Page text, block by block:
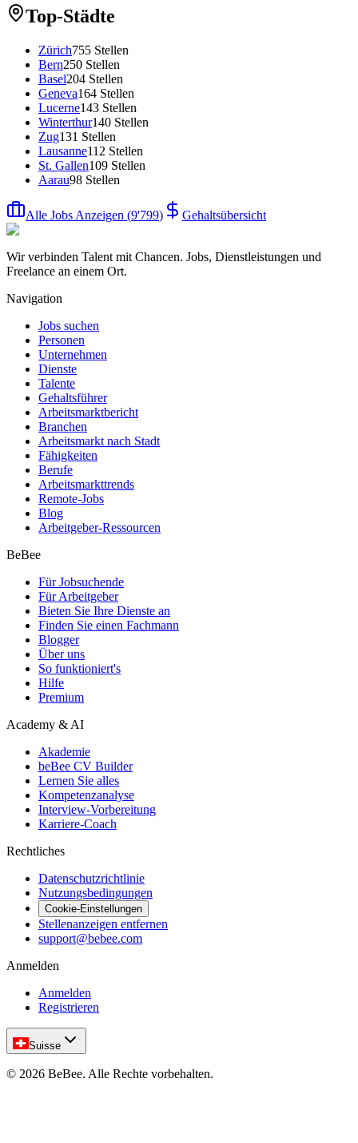
Top-Städte
Zürich755 Stellen
Bern250 Stellen
Basel204 Stellen
Geneva164 Stellen
Lucerne143 Stellen
Winterthur140 Stellen
Zug131 Stellen
Lausanne112 Stellen
St. Gallen109 Stellen
Aarau98 Stellen
Alle Jobs Anzeigen (9'799) Gehaltsübersicht
Wir verbinden Talent mit Chancen. Jobs, Dienstleistungen und
Freelance an einem Ort.
Navigation
Jobs suchen
Personen
Unternehmen
Dienste
Talente
Gehaltsführer
Arbeitsmarktbericht
Branchen
Arbeitsmarkt nach Stadt
Fähigkeiten
Berufe
Arbeitsmarkttrends
Remote-Jobs
Blog
Arbeitgeber-Ressourcen
BeBee
Für Jobsuchende
Für Arbeitgeber
Bieten Sie Ihre Dienste an
Finden Sie einen Fachmann
Blogger
Über uns
So funktioniert's
Hilfe
Premium
Academy & AI
Akademie
beBee CV Builder
Lernen Sie alles
Kompetenzanalyse
Interview-Vorbereitung
Karriere-Coach
Rechtliches
Datenschutzrichtlinie
Nutzungsbedingungen
Cookie-Einstellungen
Stellenanzeigen entfernen
support@bebee.com
Anmelden
Anmelden
Registrieren
Suisse
© 2026 BeBee. Alle Rechte vorbehalten.